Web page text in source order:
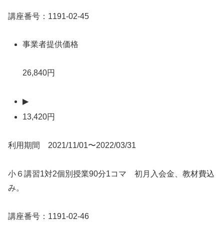
講座番号：1191-02-45
事業者提供価格
26,840円
▶
13,420円
利用期間 2021/11/01〜2022/03/31
小６講習1対2個別授業90分1コマ 初月入会金、教材費込
み。
講座番号：1191-02-46